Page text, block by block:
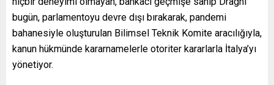
bugün, parlamentoyu devre dışı bırakarak, pandemi
bahanesiyle oluşturulan Bilimsel Teknik Komite aracılığıyla,
kanun hükmünde kararnamelerle otoriter kararlarla İtalya’yı
yönetiyor.